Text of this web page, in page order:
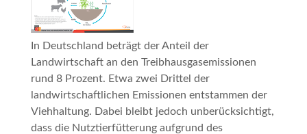
In Deutschland beträgt der Anteil der
Landwirtschaft an den Treibhausgasemissionen
rund 8 Prozent. Etwa zwei Drittel der
landwirtschaftlichen Emissionen entstammen der
Viehhaltung. Dabei bleibt jedoch unberücksichtigt,
dass die Nutztierfütterung aufgrund des